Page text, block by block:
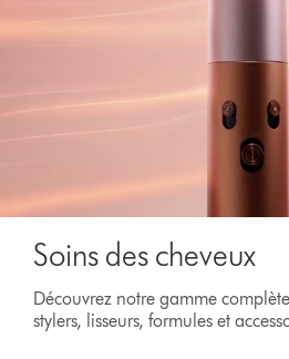
TranscriptSoins des cheveux
Découvrez notre gamme
stylers, lisseurs, formules et